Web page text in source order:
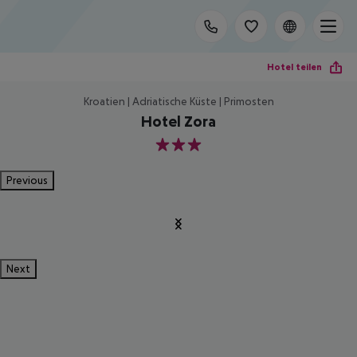
Hotel teilen
Kroatien | Adriatische Küste | Primosten
Hotel Zora
3
Previous
Next